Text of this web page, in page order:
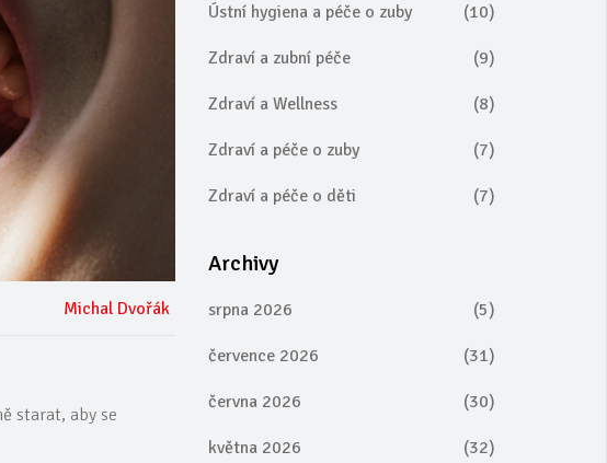
Michal Dvořák
starat, aby se
Ústní hygiena a péče o zuby (10)
Zdraví a zubní péče (9)
Zdraví a Wellness (8)
Zdraví a péče o zuby (7)
Zdraví a péče o děti (7)
Archivy
srpna 2026 (5)
července 2026 (31)
června 2026 (30)
května 2026 (32)